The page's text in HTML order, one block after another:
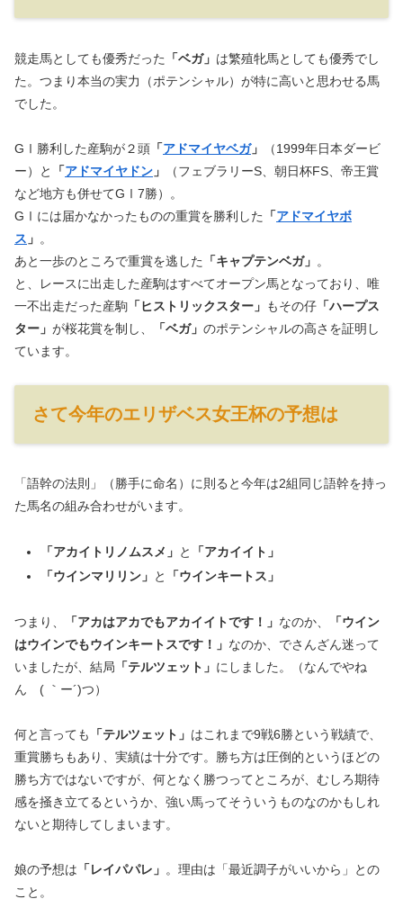
競走馬としても優秀だった 「ベガ」 は繁殖牝馬としても優秀でし
た。つまり本当の実力（ポテンシャル）が特に高いと思わせる馬
でした。
GⅠ勝利した産駒が２頭 「アドマイヤベガ」
（1999年日本ダービ
ー）と
「アドマイヤドン 」
（フェブラリーS、朝日杯FS、帝王賞
など地方も併せてGⅠ7勝）。
GⅠには届かなかったものの重賞を勝利した
「アドマイヤボ
ス 」 。
あと一歩のところで重賞を逃した
「キャプテンベガ」 。
と、レースに出走した産駒はすべてオープン馬となっており、唯
一不出走だった産駒 「ヒストリックスター」 もその仔 「ハープス
ター」 が桜花賞を制し、 「ベガ」 のポテンシャルの高さを証明し
ています。
さて今年のエリザベス女王杯の予想は
「語幹の法則」（勝手に命名）に則ると今年は2組同じ語幹を持っ
た馬名の組み合わせがいます。
「アカイトリノムスメ」 と
「アカイイト」
「ウインマリリン」 と 「ウインキートス」
つまり、 「アカはアカでもアカイイトです！」 なのか、
「ウイン
はウインでもウインキートスです！」 なのか、でさんざん迷って
いましたが、結局 「テルツェット」 にしました。（なんでやね
ん ( ｀ー´)つ）
何と言っても 「テルツェット」 はこれまで9戦6勝という戦績で、
重賞勝ちもあり、実績は十分です。勝ち方は圧倒的というほどの
勝ち方ではないですが、何となく勝つってところが、むしろ期待
感を掻き立てるというか、強い馬ってそういうものなのかもしれ
ないと期待してしまいます。
娘の予想は 「レイパパレ」 。理由は「最近調子がいいから」との
こと。